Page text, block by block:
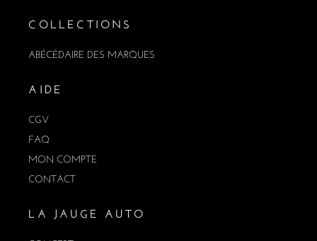
COLLECTIONS
ABÉCÉDAIRE DES MARQUES
AIDE
CGV
FAQ
MON COMPTE
CONTACT
LA JAUGE AUTO